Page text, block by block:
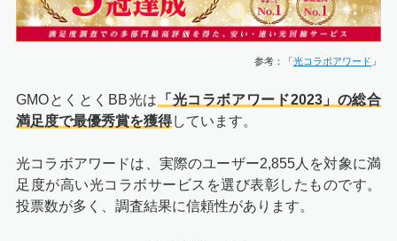
参考：「光コラボアワード 」
GMOとくとくBB光は
「光コラボアワード2023」の総合
満足度で最優秀賞を獲得しています。
光コラボアワードは、実際のユーザー2,855人を対象に満
足度が高い光コラボサービスを選び表彰したものです。
投票数が多く、調査結果に信頼性があります。